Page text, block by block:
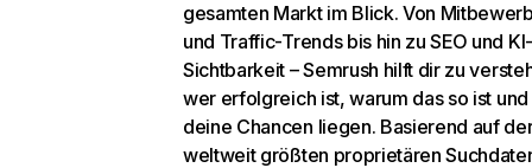
gesamten Markt im Blick. Von
und Traffic-Trends bis hin zu SEO und KI-
Sichtbarkeit – Semrush hilft dir zu
wer erfolgreich ist, warum das so ist
deine Chancen liegen. Basierend auf
weltweit größten proprietären